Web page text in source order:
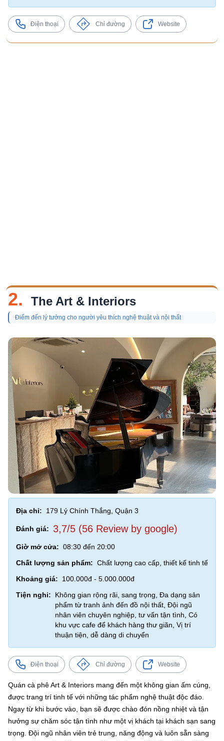
Điện thoại Chỉ đường Website
2. The Art & Interiors
Điểm đến lý tưởng cho người yêu thích nghệ thuật và nội thất
Địa chỉ: 179 Lý Chính Thắng, Quận 3
Đánh giá: 3,7/5 (56 Review by google)
Giờ mở cửa: 08:30 đến 20:00
Chất lượng sản phẩm: Chất lượng cao cấp, thiết kế tinh tế
Khoảng giá:
100.000đ - 5.000.000đ
Tiện nghi:
Không gian rộng rãi, sang trọng, Đa dạng sản
phẩm từ tranh ảnh đến đồ nội thất, Đội ngũ
nhân viên chuyên nghiệp, tư vấn tận tình, Có
khu vực cafe để khách hàng thư giãn, Vị trí
thuận tiện, dễ dàng di chuyển
Điện thoại Chỉ đường Website
Quán cà phê Art & Interiors mang đến một không gian ấm cúng,
được trang trí tinh tế với những tác phẩm nghệ thuật độc đáo.
Ngay từ khi bước vào, bạn sẽ được chào đón nồng nhiệt và tận
hưởng sự chăm sóc tận tình như một vị khách tại khách sạn sang
trọng. Đội ngũ nhân viên trẻ trung, năng động và luôn sẵn sàng